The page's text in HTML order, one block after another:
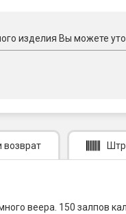
изделия Вы можете
возврат
веера. 150 залпов